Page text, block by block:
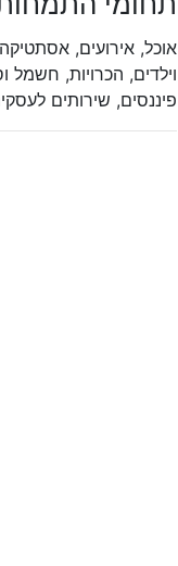
אוכל, אירועים, אסתטיקה
וילדים, הכרויות, חשמל
פיננסים, שירותים